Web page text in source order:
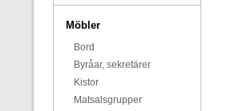
Möbler
Bord
Byråar, sekretärer
Kistor
Matsalsgrupper